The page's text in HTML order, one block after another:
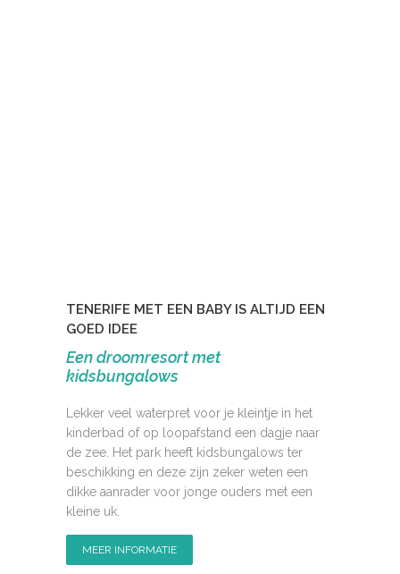
TENERIFE MET EEN BABY IS ALTIJD EEN
GOED IDEE
Een droomresort met
kidsbungalows
Lekker veel waterpret voor je kleintje in het
kinderbad of op loopafstand een dagje naar
de zee. Het park heeft kidsbungalows ter
beschikking en deze zijn zeker weten een
dikke aanrader voor jonge ouders met een
kleine uk.
MEER INFORMATIE